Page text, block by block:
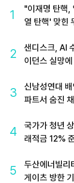
1
"이재명 탄핵,
열 탄핵' 맞힌
2
샌디스크, AI
이던스 실망
3
신남성연대
파트서 숨진
4
국가가 청년
래적금 12%
5
두산에너빌리
게이츠 방한